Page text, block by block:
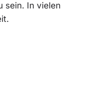
sein. In vielen